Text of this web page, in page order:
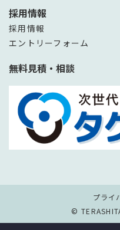
採用情報
採用情報
エントリーフォーム
無料見積・相談
プライ
©